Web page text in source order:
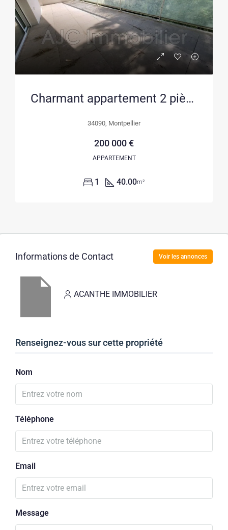
Charmant appartement 2 pièces avec terrasse à Montpellier
34090, Montpellier
200 000 €
APPARTEMENT
1 40.00m²
Informations de Contact Voir les annonces
ACANTHE IMMOBILIER
Renseignez-vous sur cette propriété
Nom
Téléphone
Email
Message